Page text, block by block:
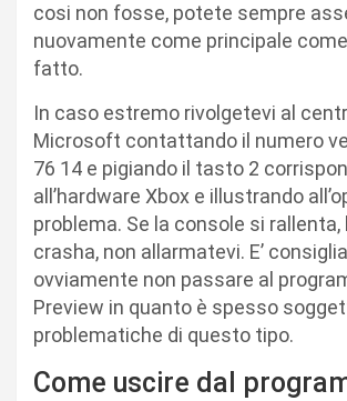
cosi non fosse, potete sempre
nuovamente come principale
fatto.
In caso estremo rivolgetevi al
Microsoft contattando il numero
76 14 e pigiando il tasto 2
all’hardware Xbox e illustrando
problema. Se la console si rallenta,
crasha, non allarmatevi. E’
ovviamente non passare al
Preview in quanto è spesso
problematiche di questo tipo.
Come uscire dal